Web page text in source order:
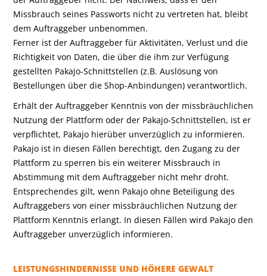
Missbrauch seines Passworts nicht zu vertreten hat, bleibt
dem Auftraggeber unbenommen.
Ferner ist der Auftraggeber für Aktivitäten, Verlust und die
Richtigkeit von Daten, die über die ihm zur Verfügung
gestellten Pakajo-Schnittstellen (z.B. Auslösung von
Bestellungen über die Shop-Anbindungen) verantwortlich.
Erhält der Auftraggeber Kenntnis von der missbräuchlichen
Nutzung der Plattform oder der Pakajo-Schnittstellen, ist er
verpflichtet, Pakajo hierüber unverzüglich zu informieren.
Pakajo ist in diesen Fällen berechtigt, den Zugang zu der
Plattform zu sperren bis ein weiterer Missbrauch in
Abstimmung mit dem Auftraggeber nicht mehr droht.
Entsprechendes gilt, wenn Pakajo ohne Beteiligung des
Auftraggebers von einer missbräuchlichen Nutzung der
Plattform Kenntnis erlangt. In diesen Fällen wird Pakajo den
Auftraggeber unverzüglich informieren.
LEISTUNGSHINDERNISSE UND HÖHERE GEWALT